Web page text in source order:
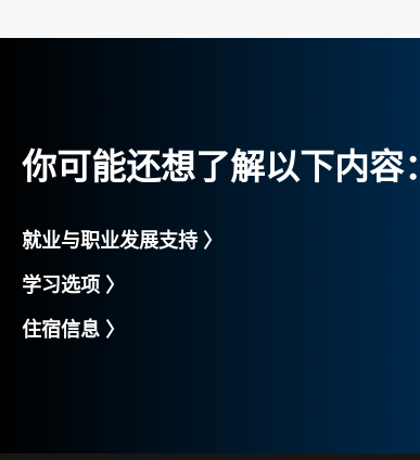
你可能还想了解以下内容：
就业与职业发展支持 〉
学习选项 〉
住宿信息 〉